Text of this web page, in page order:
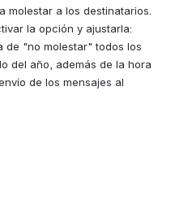
a los destinatarios.
la opción y ajustarla:
de "no molestar" todos los
del año, además de la hora
de los mensajes al